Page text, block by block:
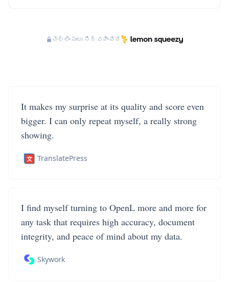
చెల్లింపులు నిర్వహించేది
It makes my surprise at its quality and score even
bigger. I can only repeat myself, a really strong
showing.
TranslatePress
I find myself turning to OpenL more and more for
any task that requires high accuracy, document
integrity, and peace of mind about my data.
Skywork